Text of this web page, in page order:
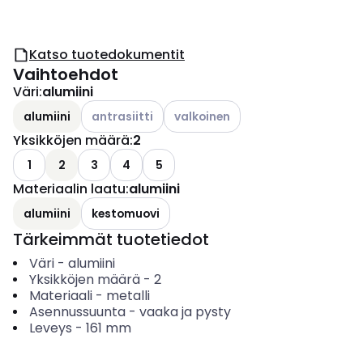
Katso tuotedokumentit
Vaihtoehdot
Väri:alumiini
alumiini Katso käytettävissä olevat vaihtoehdot
antrasiitti Katso käytettävissä olevat
valkoinen
Yksikköjen määrä:2
1 2 3 4 5
Materiaalin laatu:alumiini
alumiini kestomuovi
Tärkeimmät tuotetiedot
Väri- alumiini
Yksikköjen määrä- 2
Materiaali- metalli
Asennussuunta- vaaka ja pysty
Leveys - 161 mm